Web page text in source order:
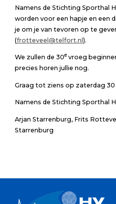
Namens de Stichting Sporthal
worden voor een hapje en een
je om je van tevoren op te
(frotteveel@telfort.nl).
We zullen de 30evroeg
precies horen jullie nog.
Graag tot ziens op zaterdag 30
Namens de Stichting Sporthal
Arjan Starrenburg, Frits
Starrenburg